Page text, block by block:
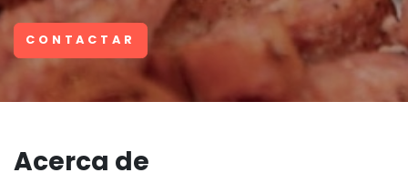
CONTACTAR
Acerca de